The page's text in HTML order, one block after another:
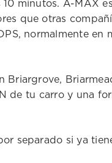
minutos. A-MAX
que otras
normalmente
de tu carro y una
separado si ya